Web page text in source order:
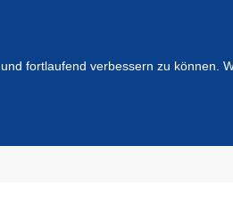
fortlaufend verbessern zu können.